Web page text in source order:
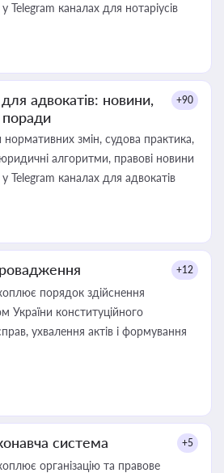
каналах для нотаріусів
адвокатів: новини,
поради
+90
змін, судова практика,
алгоритми, правові новини
каналах для адвокатів
+12
порядок здійснення
України конституційного
ухвалення актів і формування
система +5
організацію та правове